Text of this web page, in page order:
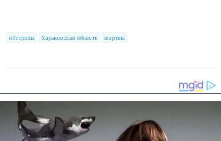
обстрелы Харьковская область жертвы